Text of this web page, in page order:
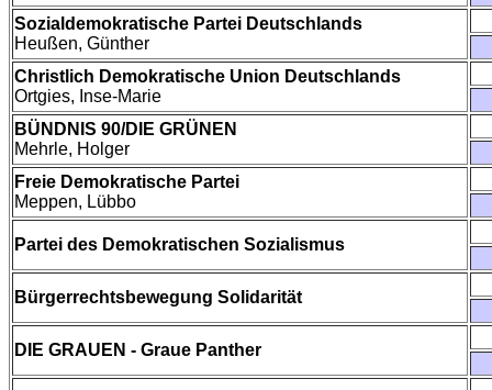
Sozialdemokratische Partei Deutschlands
Heußen, Günther
Christlich Demokratische Union Deutschlands
Ortgies, Inse-Marie
BÜNDNIS 90/DIE GRÜNEN
Mehrle, Holger
Freie Demokratische Partei
Meppen, Lübbo
Partei des Demokratischen Sozialismus
Bürgerrechtsbewegung Solidarität
DIE GRAUEN - Graue Panther